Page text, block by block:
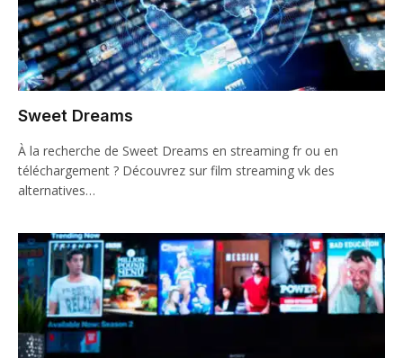
Sweet Dreams
À la recherche de Sweet Dreams en streaming fr ou en
téléchargement ? Découvrez sur film streaming vk des
alternatives…